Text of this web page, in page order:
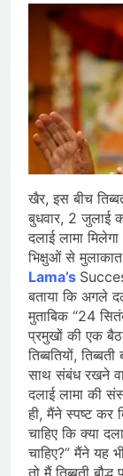
खैर, इस बीच
बुधवार, 2 जुलाई
दलाई लामा
भिक्षुओं से
Lama’s
बताया कि अगले
मुताबिक “24
प्रमुखों की एक
तिब्बतियों,
साथ संबंध रखने
दलाई लामा की
ही, मैंने स्पष्ट कर
चाहिए कि क्या
चाहिए?” मैंने यह
तो मैं तिब्बती